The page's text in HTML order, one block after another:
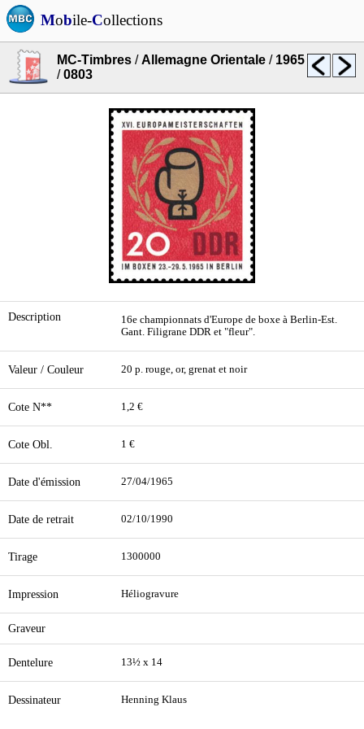
Mobile-Collections
MC-Timbres /Allemagne Orientale / 1965
/0803
Description
16e championnats d'Europe de boxe à Berlin-Est.
Gant. Filigrane DDR et "fleur".
Valeur / Couleur 20 p. rouge, or, grenat et noir
Cote N** 1,2 €
Cote Obl. 1 €
Date d'émission 27/04/1965
Date de retrait 02/10/1990
Tirage 1300000
Impression Héliogravure
Graveur
Dentelure 13½ x 14
Dessinateur Henning Klaus